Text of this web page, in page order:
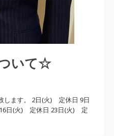
いて☆
します。 2日(火) 定休日 9日
日(火) 定休日 23日(火) 定